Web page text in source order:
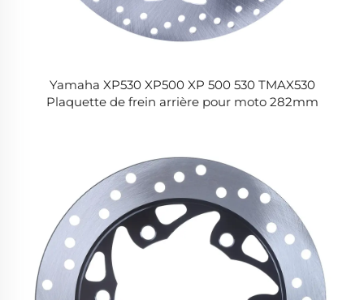
Yamaha XP530 XP500 XP 500 530 TMAX530
Plaquette de frein arrière pour moto 282mm